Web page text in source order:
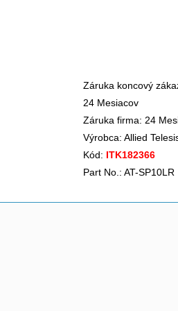
Záruka koncový
24 Mesiacov
Záruka firma: 24
Výrobca: Allied
Kód: ITK182366
Part No.: AT-SP10LR